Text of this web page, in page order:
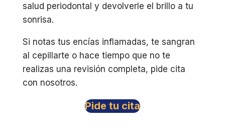
salud periodontal y devolverle el brillo a tu
sonrisa.
Si notas tus encías inflamadas, te sangran
al cepillarte o hace tiempo que no te
realizas una revisión completa, pide cita
con nosotros.
Pide tu cita